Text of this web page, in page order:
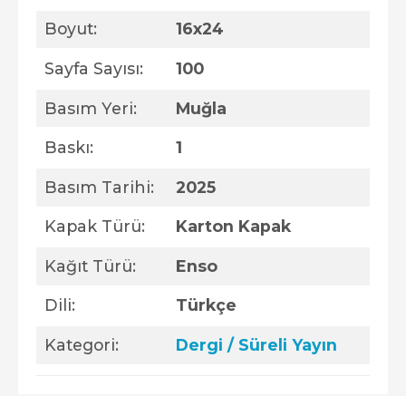
Boyut: 16x24
Sayfa Sayısı: 100
Basım Yeri: Muğla
Baskı: 1
Basım Tarihi: 2025
Kapak Türü: Karton Kapak
Kağıt Türü: Enso
Dili: Türkçe
Kategori: Dergi / Süreli Yayın